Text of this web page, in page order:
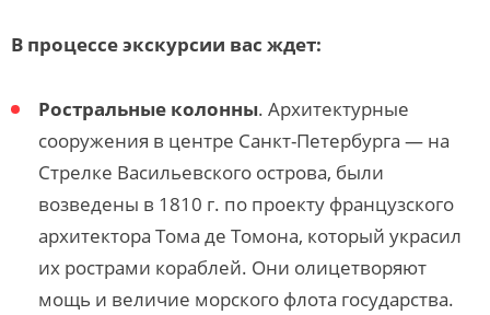
В процессе экскурсии вас ждет:
Ростральные колонны. Архитектурные
сооружения в центре Санкт-Петербурга — на
Стрелке Васильевского острова, были
возведены в 1810 г. по проекту французского
архитектора Тома де Томона, который украсил
их рострами кораблей. Они олицетворяют
мощь и величие морского флота государства.